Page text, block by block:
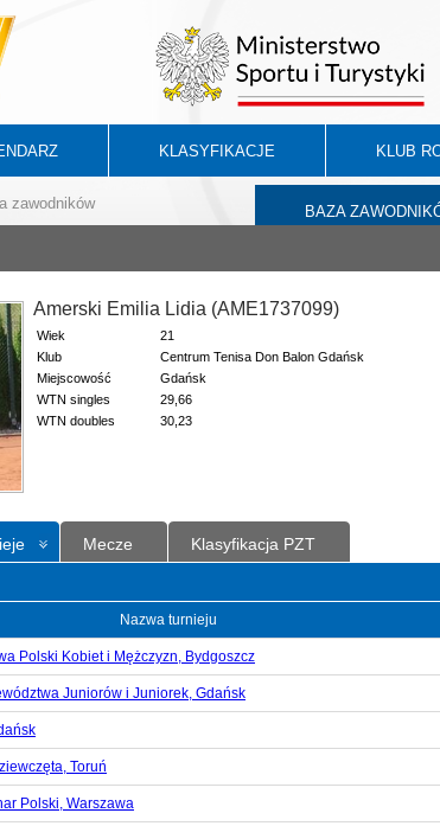
KLASYFIKACJE KLUB
BAZA
zawodników
Amerski Emilia Lidia (AME1737099)
Wiek
21
Klub
Centrum Tenisa Don Balon Gdańsk
Miejscowość
Gdańsk
WTN singles
29,66
WTN doubles
30,23
Mecze Klasyfikacja PZT
Nazwa turnieju
Polski Kobiet i Mężczyzn, Bydgoszcz
Juniorów i Juniorek, Gdańsk
Toruń
Polski, Warszawa